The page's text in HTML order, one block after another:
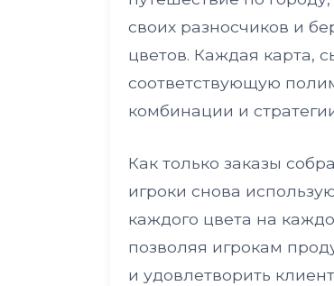
своих разносчиков и
цветов. Каждая карта,
соответствующую
комбинации и
Как только заказы
игроки снова
каждого цвета на
позволяя игрокам
и удовлетворить